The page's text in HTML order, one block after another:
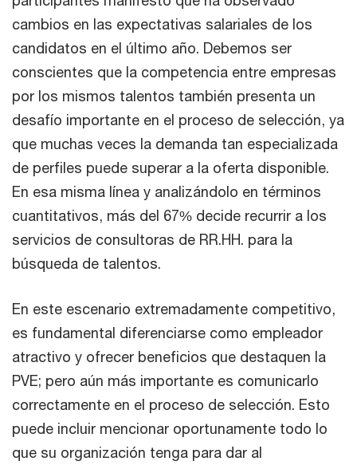
cambios en las expectativas salariales de los
candidatos en el último año. Debemos ser
conscientes que la competencia entre empresas
por los mismos talentos también presenta un
desafío importante en el proceso de selección, ya
que muchas veces la demanda tan especializada
de perfiles puede superar a la oferta disponible.
En esa misma línea y analizándolo en términos
cuantitativos, más del 67% decide recurrir a los
servicios de consultoras de RR.HH. para la
búsqueda de talentos.
En este escenario extremadamente competitivo,
es fundamental diferenciarse como empleador
atractivo y ofrecer beneficios que destaquen la
PVE; pero aún más importante es comunicarlo
correctamente en el proceso de selección. Esto
puede incluir mencionar oportunamente todo lo
que su organización tenga para dar al